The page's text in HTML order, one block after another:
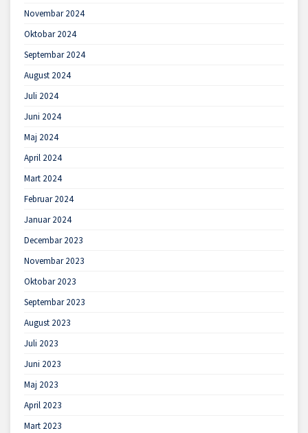
Novembar 2024
Oktobar 2024
Septembar 2024
August 2024
Juli 2024
Juni 2024
Maj 2024
April 2024
Mart 2024
Februar 2024
Januar 2024
Decembar 2023
Novembar 2023
Oktobar 2023
Septembar 2023
August 2023
Juli 2023
Juni 2023
Maj 2023
April 2023
Mart 2023